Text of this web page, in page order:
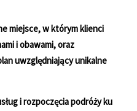
miejsce, w którym klienci
i obawami, oraz
uwzględniający unikalne
i rozpoczęcia podróży ku